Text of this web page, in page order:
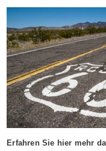
Erfahren Sie hier mehr